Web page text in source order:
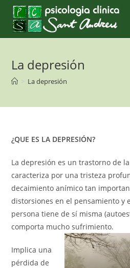
Saltar
contenido
La depresión
La depresión
¿QUE ES LA DEPRESIÓN?
La depresión es un trastorno de
caracteriza por una tristeza
decaimiento anímico tan
distorsiones en el pensamiento y
persona tiene de sí misma
comporta mucho sufrimiento.
Implica una
pérdida de